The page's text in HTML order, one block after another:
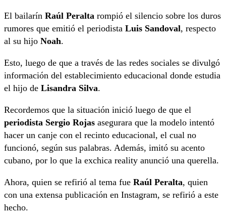
El bailarín Raúl Peralta rompió el silencio sobre los duros
rumores que emitió el periodista Luis Sandoval, respecto
al su hijo Noah.
Esto, luego de que a través de las redes sociales se divulgó
información del establecimiento educacional donde estudia
el hijo de Lisandra Silva.
Recordemos que la situación inició luego de que el
periodista Sergio Rojas asegurara que la modelo intentó
hacer un canje con el recinto educacional, el cual no
funcionó, según sus palabras. Además, imitó su acento
cubano, por lo que la exchica reality anunció una querella.
Ahora, quien se refirió al tema fue Raúl Peralta, quien
con una extensa publicación en Instagram, se refirió a este
hecho.